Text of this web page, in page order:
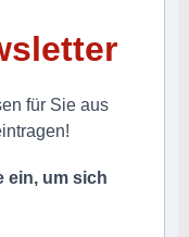
für Sie aus
ein, um sich